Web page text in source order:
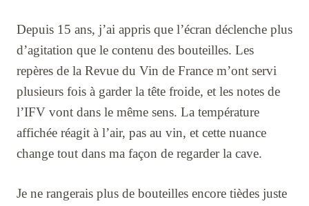
Depuis 15 ans, j’ai appris que l’écran déclenche plus
d’agitation que le contenu des bouteilles. Les
repères de la Revue du Vin de France m’ont servi
plusieurs fois à garder la tête froide, et les notes de
l’IFV vont dans le même sens. La température
affichée réagit à l’air, pas au vin, et cette nuance
change tout dans ma façon de regarder la cave.
Je ne rangerais plus de bouteilles encore tièdes juste